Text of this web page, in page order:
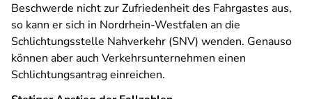
Beschwerde nicht zur Zufriedenheit des Fahrgastes aus,
so kann er sich in Nordrhein-Westfalen an die
Schlichtungsstelle Nahverkehr (SNV) wenden. Genauso
können aber auch Verkehrsunternehmen einen
Schlichtungsantrag einreichen.